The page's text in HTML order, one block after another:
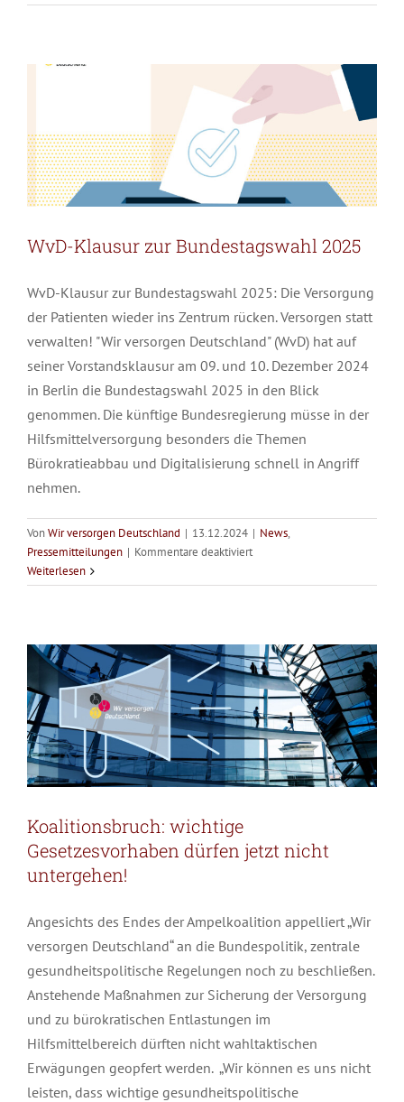
Wahlprüfsteine
2025
WvD-Klausur zur Bundestagswahl 2025
WvD-Klausur zur Bundestagswahl 2025: Die Versorgung
der Patienten wieder ins Zentrum rücken. Versorgen statt
verwalten! "Wir versorgen Deutschland" (WvD) hat auf
seiner Vorstandsklausur am 09. und 10. Dezember 2024
in Berlin die Bundestagswahl 2025 in den Blick
genommen. Die künftige Bundesregierung müsse in der
Hilfsmittelversorgung besonders die Themen
Bürokratieabbau und Digitalisierung schnell in Angriff
nehmen.
VonWir versorgen Deutschland | 13.12.2024 | News,
Pressemitteilungen | Kommentare deaktiviertfür
Klausur
2025
Weiterlesen
Koalitionsbruch: wichtige
Gesetzesvorhaben dürfen jetzt nicht
Koalitionsbruch: wichtige
Gesetzesvorhaben dürfen jetzt nicht
untergehen!
Angesichts des Endes der Ampelkoalition appelliert „Wir
versorgen Deutschland“ an die Bundespolitik, zentrale
gesundheitspolitische Regelungen noch zu beschließen.
Anstehende Maßnahmen zur Sicherung der Versorgung
und zu bürokratischen Entlastungen im
Hilfsmittelbereich dürften nicht wahltaktischen
Erwägungen geopfert werden. „Wir können es uns nicht
leisten, dass wichtige gesundheitspolitische